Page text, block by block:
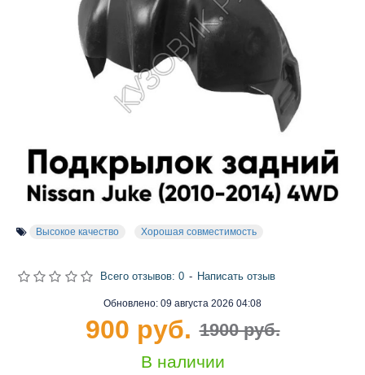
Высокое качество Хорошая совместимость
Обновлено: 09 августа 2026 04:08
В наличии
Всего отзывов: 0 - Написать отзыв
1900 руб.
900 руб.